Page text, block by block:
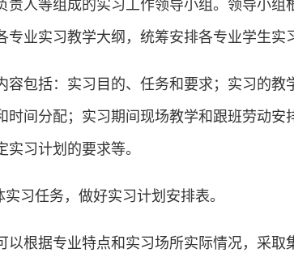
责人等组成的实习工作领导小组。领导小组
专业实习教学大纲，统筹安排各专业学生实
容包括：实习目的、任务和要求；实习的教
时间分配；实习期间现场教学和跟班劳动安
实习计划的要求等。
实习任务，做好实习计划安排表。
以根据专业特点和实习场所实际情况，采取